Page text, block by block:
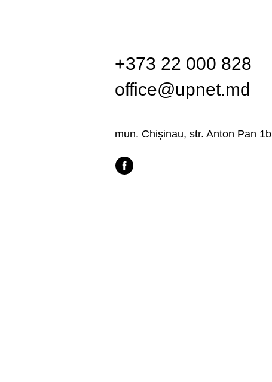
+373 22 000 828
office@upnet.md
mun. Chișinau, str. Anton Pan 1b